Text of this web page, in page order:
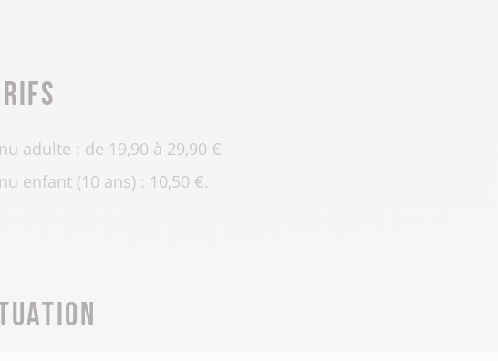
adulte : de 19,90 à 29,90 €
enfant (10 ans) : 10,50 €.